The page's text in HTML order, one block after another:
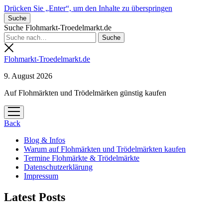
Drücken Sie „Enter“, um den Inhalte zu überspringen
Suche
Suche Flohmarkt-Troedelmarkt.de
Flohmarkt-Troedelmarkt.de
9. August 2026
Auf Flohmärkten und Trödelmärken günstig kaufen
Menü
öffnen
Back
Blog & Infos
Warum auf Flohmärkten und Trödelmärkten kaufen
Termine Flohmärkte & Trödelmärkte
Datenschutzerklärung
Impressum
Latest Posts